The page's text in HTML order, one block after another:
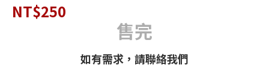
NT$250
售完